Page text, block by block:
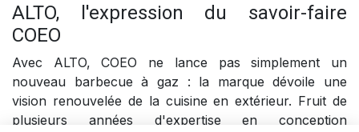
ALTO, l'expression du savoir-faire
COEO
Avec ALTO, COEO ne lance pas simplement un
nouveau barbecue à gaz : la marque dévoile une
vision renouvelée de la cuisine en extérieur. Fruit de
plusieurs années d'expertise en conception